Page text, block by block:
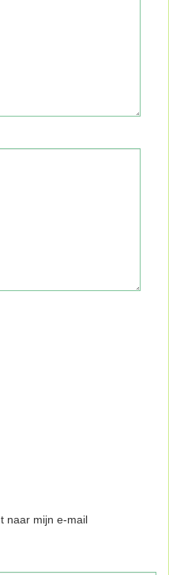
naar mijn e-mail